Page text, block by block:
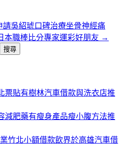
吳紹琥口碑治療坐骨神經痛
本職棒比分專家運彩好朋友 →
票貼有樹林汽車借款與洗衣店推
減肥藥有瘦身產品瘦小腹方法推
竹北小額借款飲界於高雄汽車借